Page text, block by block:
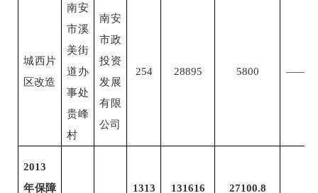
城西片
区改造
南安
市溪
美街
道办
事处
贵峰
村
南安
市政
投资
发展
有限
公司
254 28895 5800 ——
2013
年保障
1313 131616 27100.8